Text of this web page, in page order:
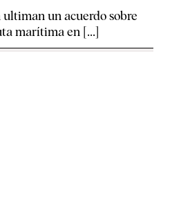
un acuerdo sobre
marítima en [...]